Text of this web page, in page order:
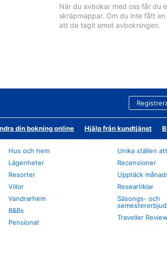
När du avbokar med oss får du
skräpmappar. Om du inte fått
att de tagit emot avbokningen.
din bokning online Hjälp från kundtjänst
Hus och hem
Lägenheter
Resorter
Villor
Vandrarhem
B&Bs
Pensionat
Unika ställen
Recensioner
Upptäck
Researtiklar
Säsongs- och
Traveller